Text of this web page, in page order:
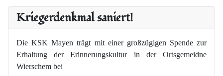
Kriegerdenkmal saniert!
Die KSK Mayen trägt mit einer großzügigen Spende zur
Erhaltung der Erinnerungskultur in der Ortsgemeidne
Wierschem bei